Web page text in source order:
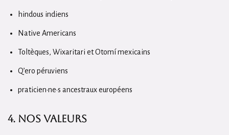
hindous indiens
Native Americans
Toltèques, Wixaritari et Otomí mexicains
Q’ero péruviens
praticien·ne·s ancestraux européens
4. Nos valeurs